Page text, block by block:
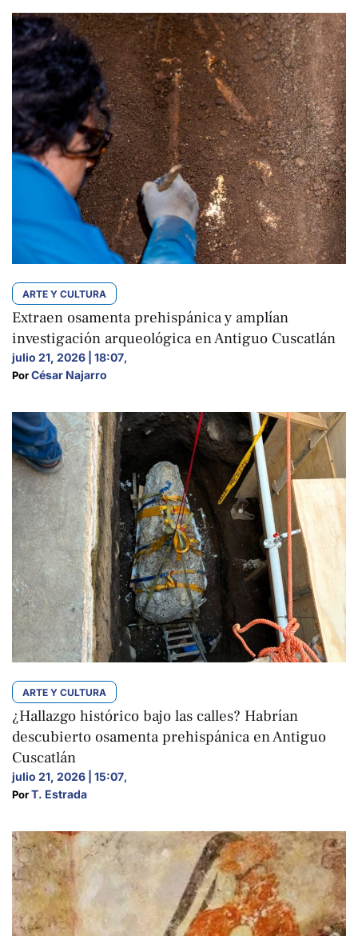
ARTE Y CULTURA
Extraen osamenta prehispánica y amplían
investigación arqueológica en Antiguo Cuscatlán
julio 21, 2026 | 18:07,
Por César Najarro
ARTE Y CULTURA
¿Hallazgo histórico bajo las calles? Habrían
descubierto osamenta prehispánica en Antiguo
Cuscatlán
julio 21, 2026 | 15:07,
Por T. Estrada